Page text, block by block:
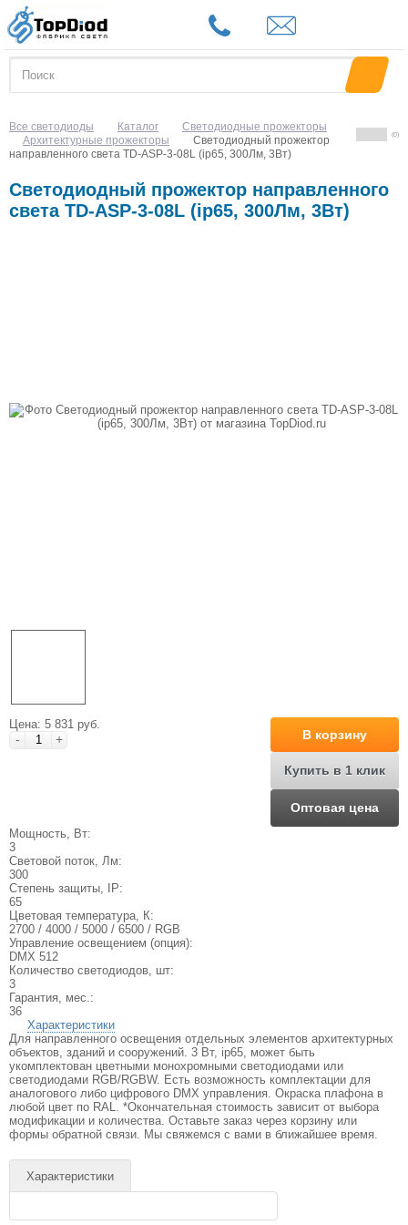
Все светодиоды Каталог
Светодиодные прожекторы
Архитектурные прожекторы
Светодиодный прожектор
направленного света TD-ASP-3-08L (ip65, 300Лм, 3Вт)
Светодиодный прожектор направленного
света TD-ASP-3-08L (ip65, 300Лм, 3Вт)
(0)
Цена: 5 831 руб.
- + В корзину
Купить в 1 клик
Оптовая цена
Мощность, Вт:
3
Световой поток, Лм:
300
Степень защиты, IP:
65
Цветовая температура, К:
2700 / 4000 / 5000 / 6500 / RGB
Управление освещением (опция):
DMX 512
Количество светодиодов, шт:
3
Гарантия, мес.:
36
Характеристики
Для направленного освещения отдельных элементов архитектурных
объектов, зданий и сооружений. 3 Вт, ip65, может быть
укомплектован цветными монохромными светодиодами или
светодиодами RGB/RGBW. Есть возможность комплектации для
аналогового либо цифрового DMX управления. Окраска плафона в
любой цвет по RAL. *Окончательная стоимость зависит от выбора
модификации и количества. Оставьте заказ через корзину или
формы обратной связи. Мы свяжемся с вами в ближайшее время.
Характеристики